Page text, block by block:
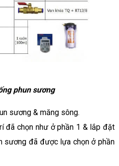
phun sương
sương & măng sông.
đã chọn như ở phần 1 & lắp đặt
sương đã được lựa chọn ở phần